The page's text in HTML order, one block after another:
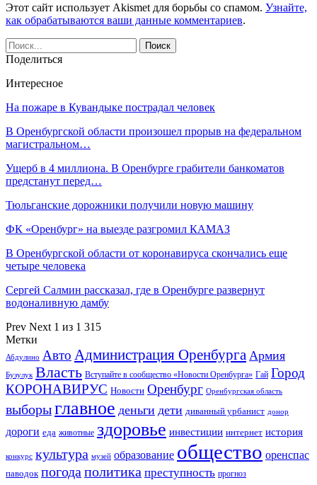
Этот сайт использует Akismet для борьбы со спамом. Узнайте,
как обрабатываются ваши данные комментариев.
Поделиться
Интересное
На пожаре в Кувандыке пострадал человек
В Оренбургской области произошел прорыв на федеральном
магистральном…
Ущерб в 4 миллиона. В Оренбурге грабители банкоматов
предстанут перед…
Тюльганские дорожники получили новую машину
ФК «Оренбург» на выезде разгромил КАМАЗ
В Оренбургской области от коронавируса скончались еще
четыре человека
Сергей Салмин рассказал, где в Оренбурге развернут
водоналивную дамбу
Prev Next 1 из 1 315
Метки
Абдулино Авто Администрация Оренбурга Армия
Бузулук Власть Вступайте в сообщество «Новости Оренбурга» Гай Город
КОРОНАВИРУС Новости Оренбург Оренбургская область
выборыглавное деньги дети диванный урбанист донор
дороги еда животные здоровье инвестиции интернет история
конкурс культура музей образование общество оренспас
паводок погода политика преступность прогноз